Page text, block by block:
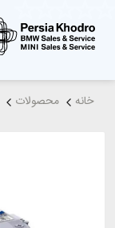
خانه محصولات